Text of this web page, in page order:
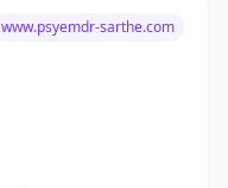
www.psyemdr-sarthe.com